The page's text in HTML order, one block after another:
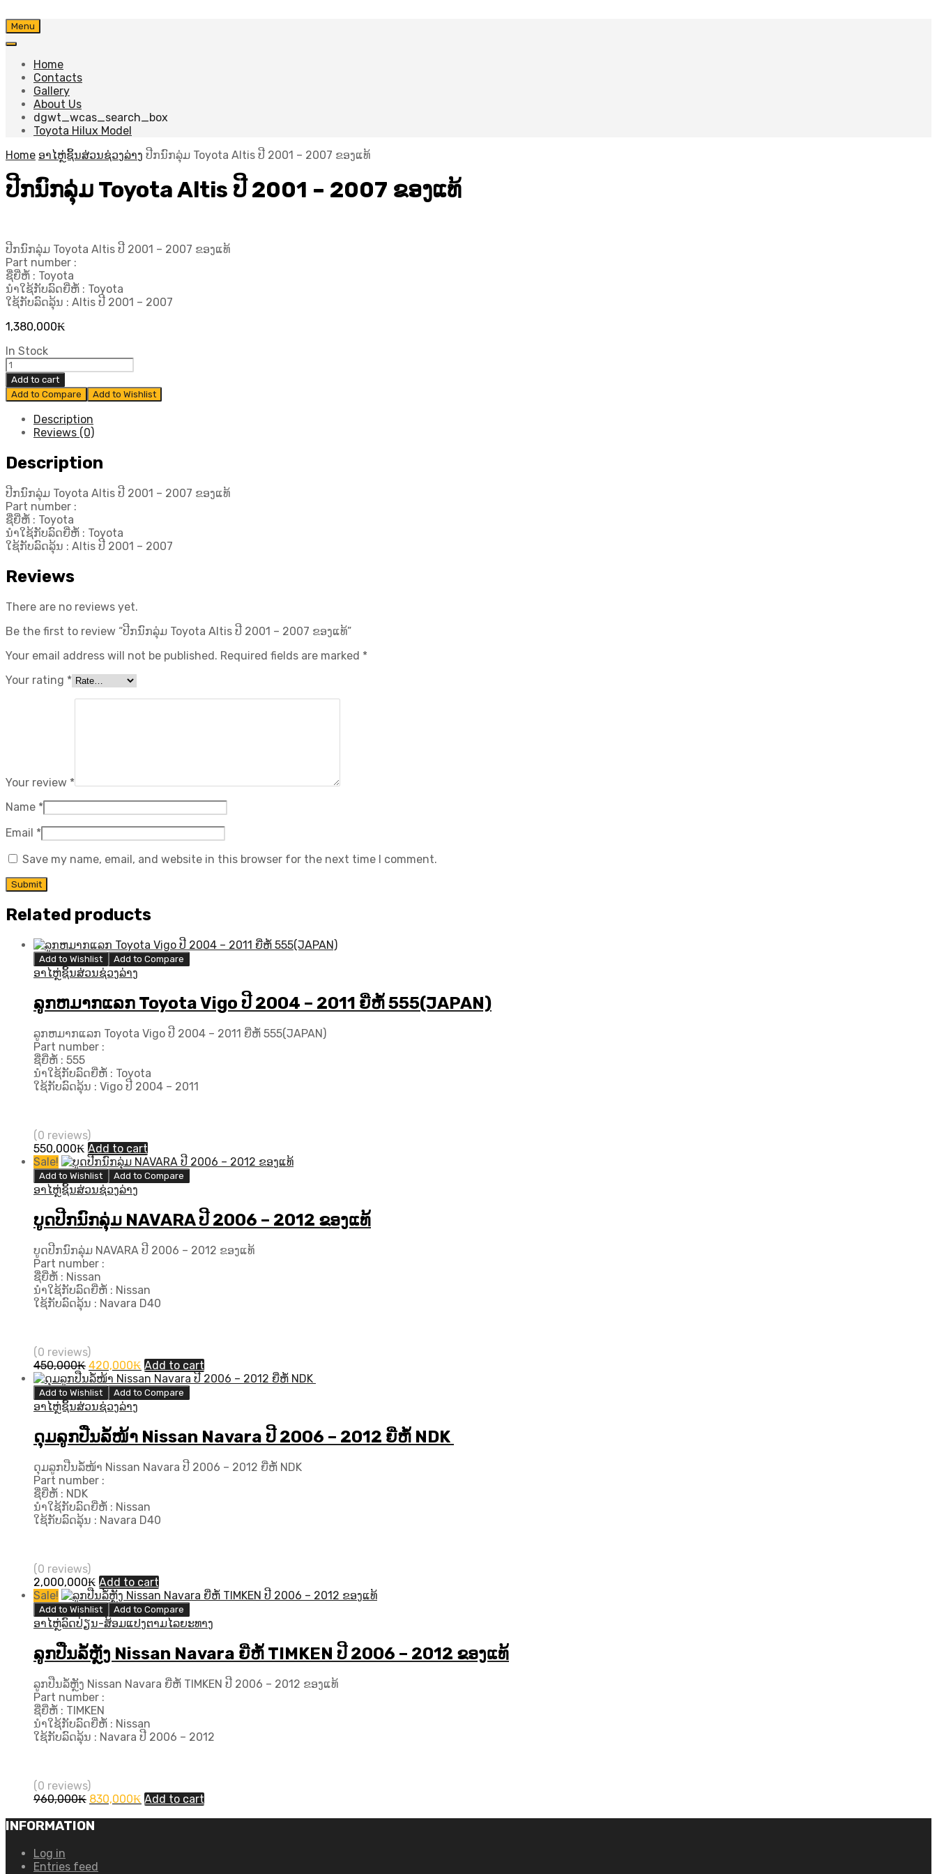
Skip
to
Menu
Home
Contacts
Gallery
About Us
dgwt_wcas_search_box
Toyota Hilux Model
Home ອາໄຫຼ່ຊິ້ນສ່ວນຊ່ວງລ່າງ ປີກນົກລຸ່ມ Toyota Altis ປີ 2001 – 2007 ຂອງແທ້
ປີກນົກລຸ່ມ Toyota Altis ປີ 2001 – 2007 ຂອງແທ້
ປີກນົກລຸ່ມ Toyota Altis ປີ 2001 – 2007 ຂອງແທ້
Part number :
ຊື່ຍີ່ຫໍ້ : Toyota
ນຳໃຊ້ກັບລົດຍີ່ຫໍ້ : Toyota
ໃຊ້ກັບລົດລຸ້ນ : Altis ປີ 2001 – 2007
1,380,000₭
In Stock
ປີກ
ນົກ
ລຸ່ມ
Toyota
Altis
-
2007
ຂອງ
ແທ້
quantity
Add to cart
Add to Compare
Add to Wishlist
Description
Reviews (0)
Description
ປີກນົກລຸ່ມ Toyota Altis ປີ 2001 – 2007 ຂອງແທ້
Part number :
ຊື່ຍີ່ຫໍ້ : Toyota
ນຳໃຊ້ກັບລົດຍີ່ຫໍ້ : Toyota
ໃຊ້ກັບລົດລຸ້ນ : Altis ປີ 2001 – 2007
Reviews
There are no reviews yet.
Be the first to review “ປີກນົກລຸ່ມ Toyota Altis ປີ 2001 – 2007 ຂອງແທ້”
Your email address will not be published. Required fields are marked *
Your rating *
Your review *
Name *
Email *
Save my name, email, and website in this browser for the next time I comment.
Related products
Add to Wishlist Add to Compare
ອາໄຫຼ່ຊິ້ນສ່ວນຊ່ວງລ່າງ
ລູກຫມາກແລກ Toyota Vigo ປີ​ 2004 – 2011 ຍີ່ຫໍ້ 555(JAPAN)
ລູກຫມາກແລກ Toyota Vigo ປີ​ 2004 – 2011 ຍີ່ຫໍ້ 555(JAPAN)
Part number :
ຊື່ຍີ່ຫໍ້ : 555
ນຳໃຊ້ກັບລົດຍີ່ຫໍ້ : Toyota
ໃຊ້ກັບລົດລຸ້ນ : Vigo ປີ​ 2004 – 2011
(0 reviews)
550,000₭ Add to cart
Sale!
Add to Wishlist Add to Compare
ອາໄຫຼ່ຊິ້ນສ່ວນຊ່ວງລ່າງ
ບູດປີກນົກລຸ່ມ NAVARA ປີ 2006 – 2012 ຂອງແທ້
ບູດປີກນົກລຸ່ມ NAVARA ປີ 2006 – 2012 ຂອງແທ້
Part number :
ຊື່ຍີ່ຫໍ້ : Nissan
ນຳໃຊ້ກັບລົດຍີ່ຫໍ້ : Nissan
ໃຊ້ກັບລົດລຸ້ນ : Navara D40
(0 reviews)
450,000₭ Original
price
was:
450,000₭.
420,000₭ Current
price
is:
420,000₭.
Add to cart
Add to Wishlist Add to Compare
ອາໄຫຼ່ຊິ້ນສ່ວນຊ່ວງລ່າງ
ດຸມລູກປືນລໍ້ໜ້າ Nissan Navara ປີ 2006 – 2012 ຍີ່ຫໍ້ NDK
ດຸມລູກປືນລໍ້ໜ້າ Nissan Navara ປີ 2006 – 2012 ຍີ່ຫໍ້ NDK
Part number :
ຊື່ຍີ່ຫໍ້ : NDK
ນຳໃຊ້ກັບລົດຍີ່ຫໍ້ : Nissan
ໃຊ້ກັບລົດລຸ້ນ : Navara D40
(0 reviews)
2,000,000₭ Add to cart
Sale!
Add to Wishlist Add to Compare
ອາໄຫຼ່ລົດປ່ຽນ-ສ້ອມແປງຕາມໄລຍະທາງ
ລູກປືນລໍ້ຫຼັງ Nissan Navara ຍີ່ຫໍ້ TIMKEN ປີ 2006 – 2012 ຂອງແທ້
ລູກປືນລໍ້ຫຼັງ Nissan Navara ຍີ່ຫໍ້ TIMKEN ປີ 2006 – 2012 ຂອງແທ້
Part number :
ຊື່ຍີ່ຫໍ້ : TIMKEN
ນຳໃຊ້ກັບລົດຍີ່ຫໍ້ : Nissan
ໃຊ້ກັບລົດລຸ້ນ : Navara ປີ​ 2006 – 2012
(0 reviews)
960,000₭ Original
was:
830,000₭ Current
Add to cart
INFORMATION
Log in
Entries feed